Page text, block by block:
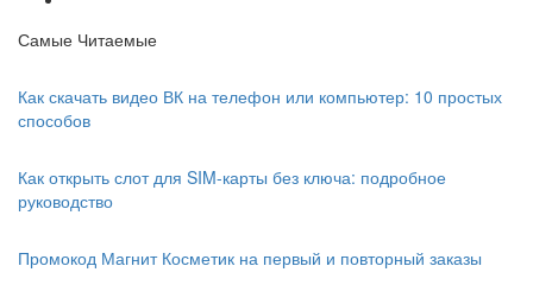
Самые Читаемые
Как скачать видео ВК на телефон или компьютер: 10 простых
способов
Как открыть слот для SIM-карты без ключа: подробное
руководство
Промокод Магнит Косметик на первый и повторный заказы